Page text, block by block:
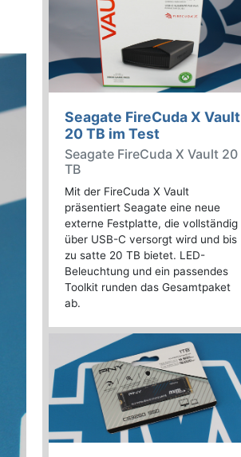
Seagate FireCuda X Vault
20 TB im Test
Seagate FireCuda X Vault 20
TB
Mit der FireCuda X Vault
präsentiert Seagate eine neue
externe Festplatte, die vollständig
über USB-C versorgt wird und bis
zu satte 20 TB bietet. LED-
Beleuchtung und ein passendes
Toolkit runden das Gesamtpaket
ab.